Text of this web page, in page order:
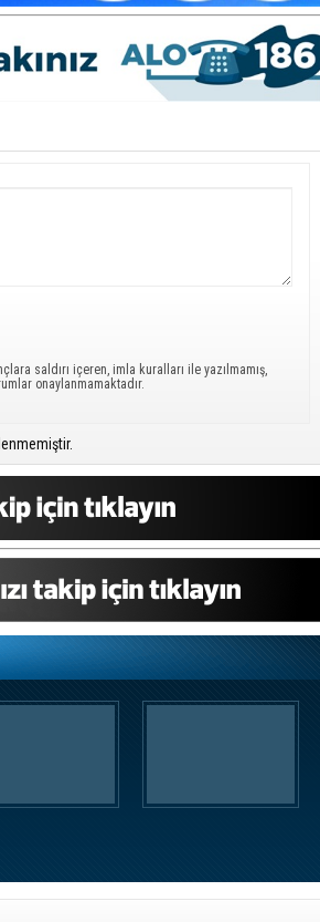
saldırı içeren, imla kuralları ile yazılmamış,
onaylanmamaktadır.